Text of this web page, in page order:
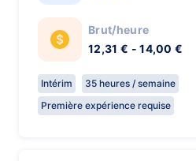
Brut/heure
12,31 € - 14,00 €
Intérim
35 heures / semaine
Première expérience requise